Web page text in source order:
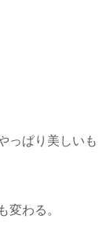
っぱり美しいも
変わる。